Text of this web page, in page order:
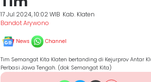
17 Jul 2024, 10:02 WIB Kab. Klaten
Bandot Arywono
News Channel
Tim Semangat Kita Klaten bertanding di Kejurprov Antar
Perbasi Jawa Tengah. (dok Semangat Kita)